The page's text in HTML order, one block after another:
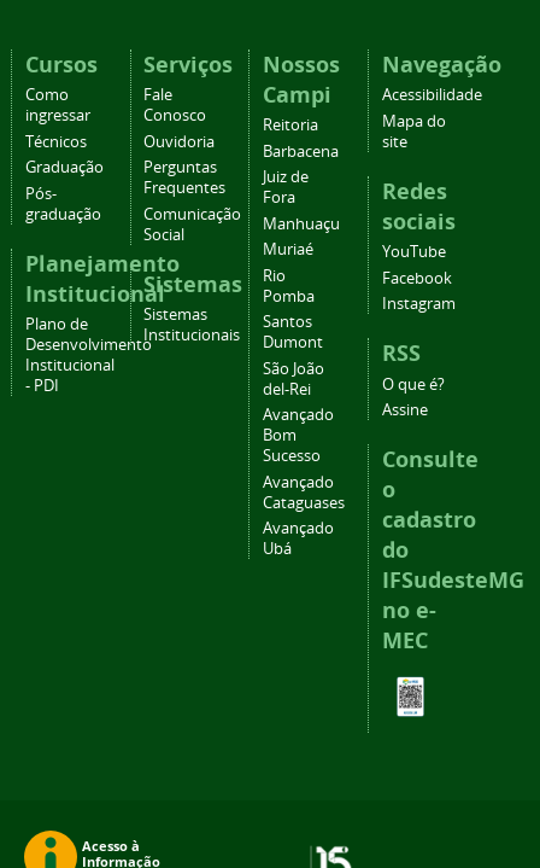
Cursos
Como
ingressar
Técnicos
Graduação
Pós-
graduação
Planejamento
Institucional
Plano de
Desenvolvimento
Institucional
- PDI
Serviços
Fale
Conosco
Ouvidoria
Perguntas
Frequentes
Comunicação
Social
Sistemas
Sistemas
Institucionais
Nossos
Campi
Reitoria
Barbacena
Juiz de
Fora
Manhuaçu
Muriaé
Rio
Pomba
Santos
Dumont
São João
del-Rei
Avançado
Bom
Sucesso
Avançado
Cataguases
Avançado
Ubá
Navegação
Acessibilidade
Mapa do
site
Redes
sociais
YouTube
Facebook
Instagram
RSS
O que é?
Assine
Consulte
o
cadastro
do
IFSudesteMG
no e-
MEC